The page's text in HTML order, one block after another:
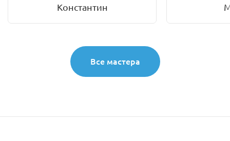
Константин
Все мастера